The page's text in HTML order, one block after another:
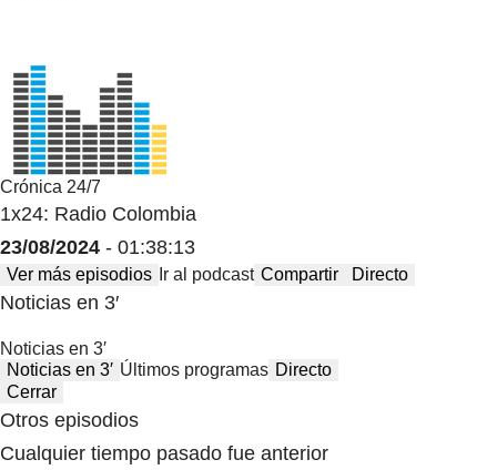
Crónica 24/7
1x24: Radio Colombia
23/08/2024 - 01:38:13
Ver más episodios Ir al podcast Compartir Directo
Noticias en 3′
Noticias en 3′
Noticias en 3′ Últimos programas Directo
Cerrar
Otros episodios
Cualquier tiempo pasado fue anterior